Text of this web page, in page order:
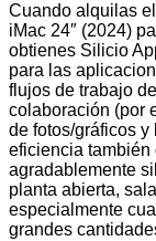
Cuando alquilas
iMac 24″ (2024)
obtienes Silicio
para las
flujos de trabajo
colaboración (por
de fotos/gráficos
eficiencia también
agradablemente
planta abierta,
especialmente
grandes